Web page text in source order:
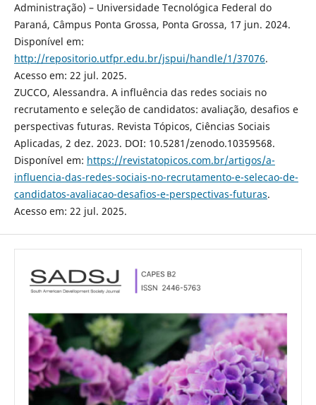
Administração) – Universidade Tecnológica Federal do
Paraná, Câmpus Ponta Grossa, Ponta Grossa, 17 jun. 2024.
Disponível em:
http://repositorio.utfpr.edu.br/jspui/handle/1/37076.
Acesso em: 22 jul. 2025.
ZUCCO, Alessandra. A influência das redes sociais no
recrutamento e seleção de candidatos: avaliação, desafios e
perspectivas futuras. Revista Tópicos, Ciências Sociais
Aplicadas, 2 dez. 2023. DOI: 10.5281/zenodo.10359568.
Disponível em: https://revistatopicos.com.br/artigos/a-
influencia-das-redes-sociais-no-recrutamento-e-selecao-de-
candidatos-avaliacao-desafios-e-perspectivas-futuras.
Acesso em: 22 jul. 2025.